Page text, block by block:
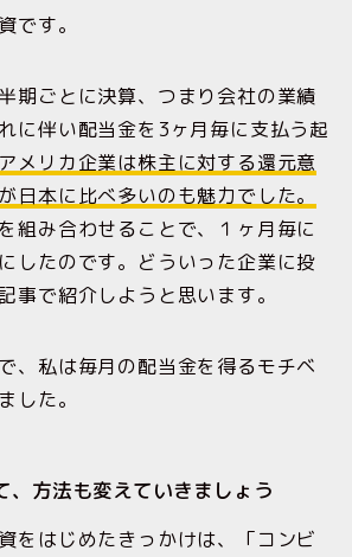
です。
期ごとに決算、つまり会社の業績
に伴い配当金を3ヶ月毎に支払う起
アメリカ企業は株主に対する還元意
日本に比べ多いのも魅力でした。
組み合わせることで、１ヶ月毎に
したのです。どういった企業に投
事で紹介しようと思います。
、私は毎月の配当金を得るモチベ
した。
、方法も変えていきましょう
をはじめたきっかけは、「コンビ